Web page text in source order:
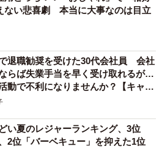
ない悲喜劇 本当に大事なのは目立
退職勧奨を受けた30代会社員 会社
らば失業手当を早く受け取れるが…
動で不利になりませんか？【キャリ
ラーが解説】
い夏のレジャーランキング、3位
2位「バーベキュー」を抑えた1位